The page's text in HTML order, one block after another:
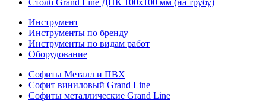
Столб Grand Line ДПК 100х100 мм (на трубу)
Инструмент
Инструменты по бренду
Инструменты по видам работ
Оборудование
Софиты Металл и ПВХ
Софит виниловый Grand Line
Софиты металлические Grand Line